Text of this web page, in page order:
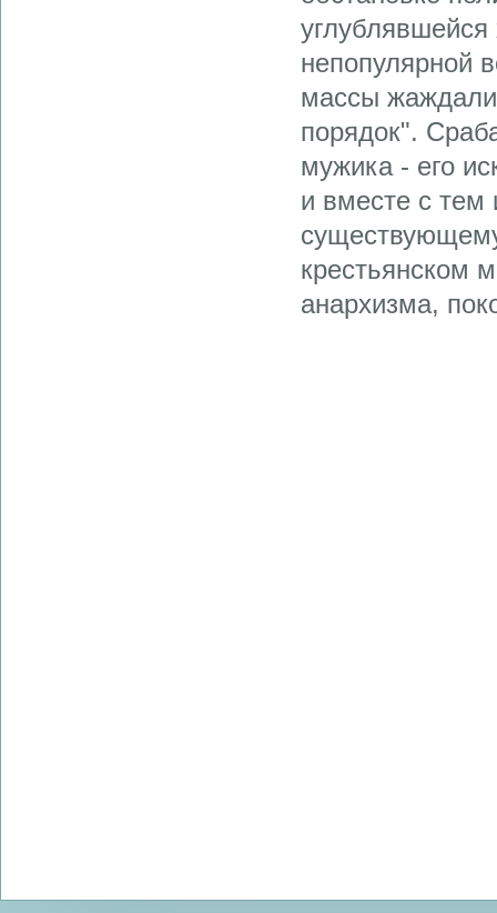
углублявшейся
непопулярной
массы жаждали
порядок".
мужика - его
и вместе с тем
крестьянском
анархизма,